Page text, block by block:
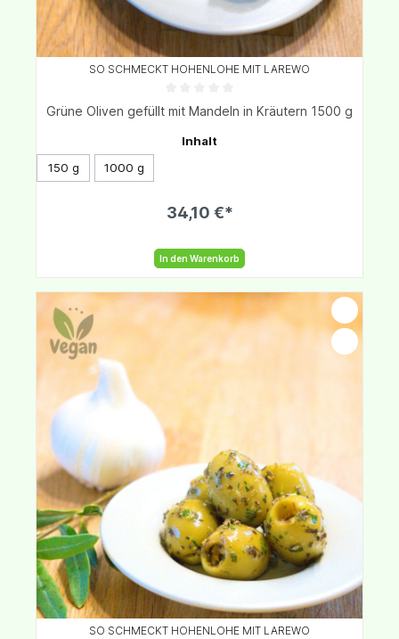
SO SCHMECKT HOHENLOHE MIT LAREWO
Grüne Oliven gefüllt mit Mandeln in Kräutern 1500 g
Inhalt
150 g
1000 g
34,10 €*
In den Warenkorb
SO SCHMECKT HOHENLOHE MIT LAREWO